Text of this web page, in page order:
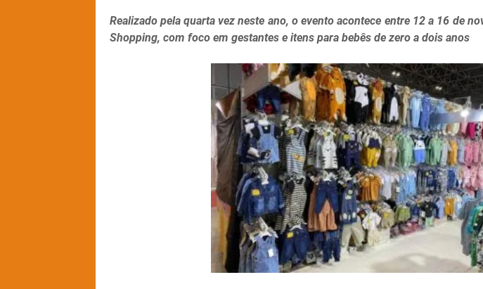
Realizado pela quarta vez neste ano, o evento acontece entre 12 a 16 de
Shopping, com foco em gestantes e itens para bebês de zero a dois anos